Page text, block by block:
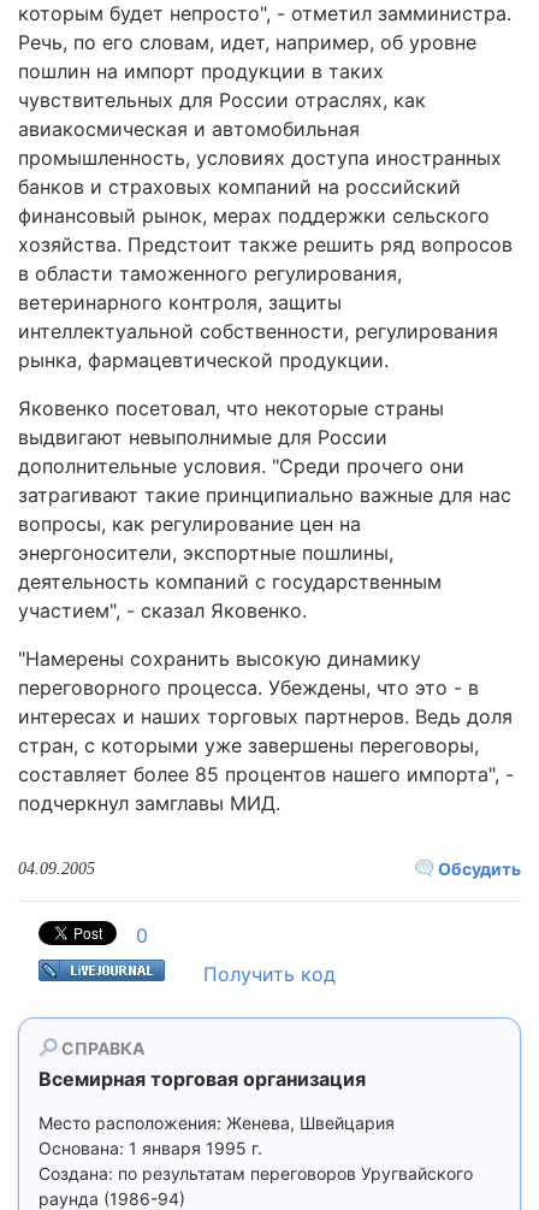
которым будет непросто", - отметил замминистра.
Речь, по его словам, идет, например, об уровне
пошлин на импорт продукции в таких
чувствительных для России отраслях, как
авиакосмическая и автомобильная
промышленность, условиях доступа иностранных
банков и страховых компаний на российский
финансовый рынок, мерах поддержки сельского
хозяйства. Предстоит также решить ряд вопросов
в области таможенного регулирования,
ветеринарного контроля, защиты
интеллектуальной собственности, регулирования
рынка, фармацевтической продукции.
Яковенко посетовал, что некоторые страны
выдвигают невыполнимые для России
дополнительные условия. "Среди прочего они
затрагивают такие принципиально важные для нас
вопросы, как регулирование цен на
энергоносители, экспортные пошлины,
деятельность компаний с государственным
участием", - сказал Яковенко.
"Намерены сохранить высокую динамику
переговорного процесса. Убеждены, что это - в
интересах и наших торговых партнеров. Ведь доля
стран, с которыми уже завершены переговоры,
составляет более 85 процентов нашего импорта", -
подчеркнул замглавы МИД.
Обсудить
04.09.2005
0
Получить код
СПРАВКА
Всемирная торговая организация
Место расположения: Женева, Швейцария
Основана: 1 января 1995 г.
Создана: по результатам переговоров Уругвайского
раунда (1986-94)